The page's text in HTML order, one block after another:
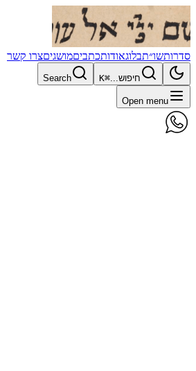
סדרותשו״תבלוגאודותכתביםמושגיםצרו קשר
חיפוש...⌘K
Search
Open menu